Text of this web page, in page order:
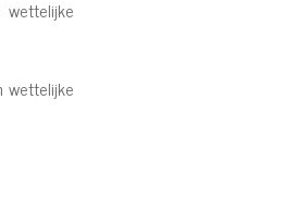
wettelijke